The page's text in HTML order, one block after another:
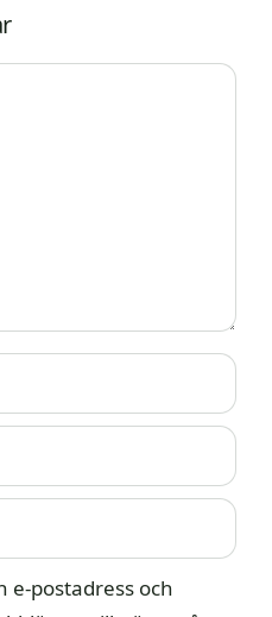
e-postadress och